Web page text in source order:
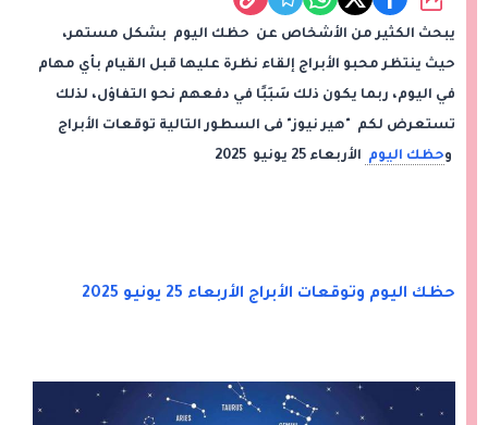
يبحث الكثير من الأشخاص عن حظك اليوم بشكل مستمر،
حيث ينتظر محبو الأبراج إلقاء نظرة عليها قبل القيام بأي مهام
في اليوم، ربما يكون ذلك سَبَبًا في دفعهم نحو التفاؤل، لذلك
تستعرض لكم "هير نيوز" فى السطور التالية توقعات الأبراج
وحظك اليوم الأربعاء 25 يونيو 2025
حظك اليوم وتوقعات الأبراج الأربعاء 25 يونيو 2025